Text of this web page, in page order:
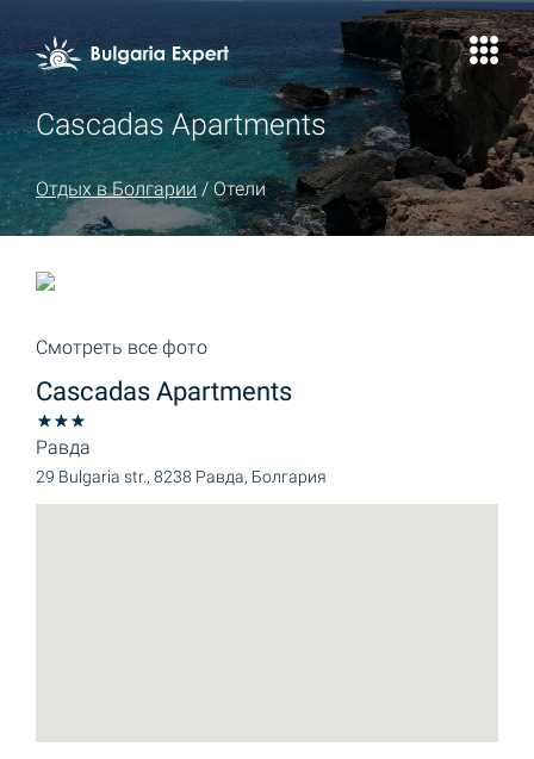
Cascadas Apartments
Отдых в Болгарии/Отели
Смотреть все фото
Cascadas Apartments
Равда
29 Bulgaria str., 8238 Равда, Болгария